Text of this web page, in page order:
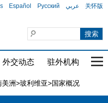
Español Русский عربي 关怀版
外交动态 驻外机构 国
美洲>玻利维亚>国家概况